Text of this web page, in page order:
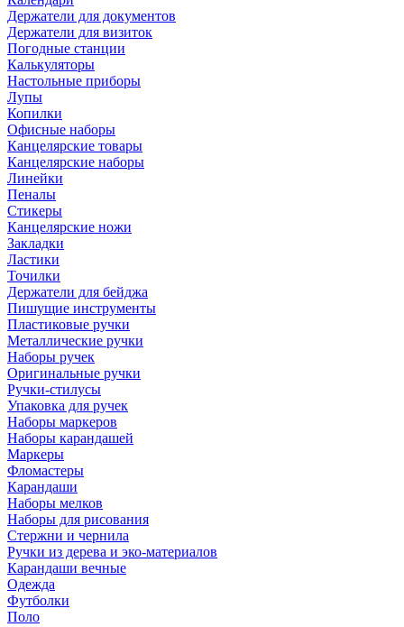
Держатели для документов
Держатели для визиток
Погодные станции
Калькуляторы
Настольные приборы
Лупы
Копилки
Офисные наборы
Канцелярские товары
Канцелярские наборы
Линейки
Пеналы
Стикеры
Канцелярские ножи
Закладки
Ластики
Точилки
Держатели для бейджа
Пишущие инструменты
Пластиковые ручки
Металлические ручки
Наборы ручек
Оригинальные ручки
Ручки-стилусы
Упаковка для ручек
Наборы маркеров
Наборы карандашей
Маркеры
Фломастеры
Карандаши
Наборы мелков
Наборы для рисования
Стержни и чернила
Ручки из дерева и эко-материалов
Карандаши вечные
Одежда
Футболки
Поло